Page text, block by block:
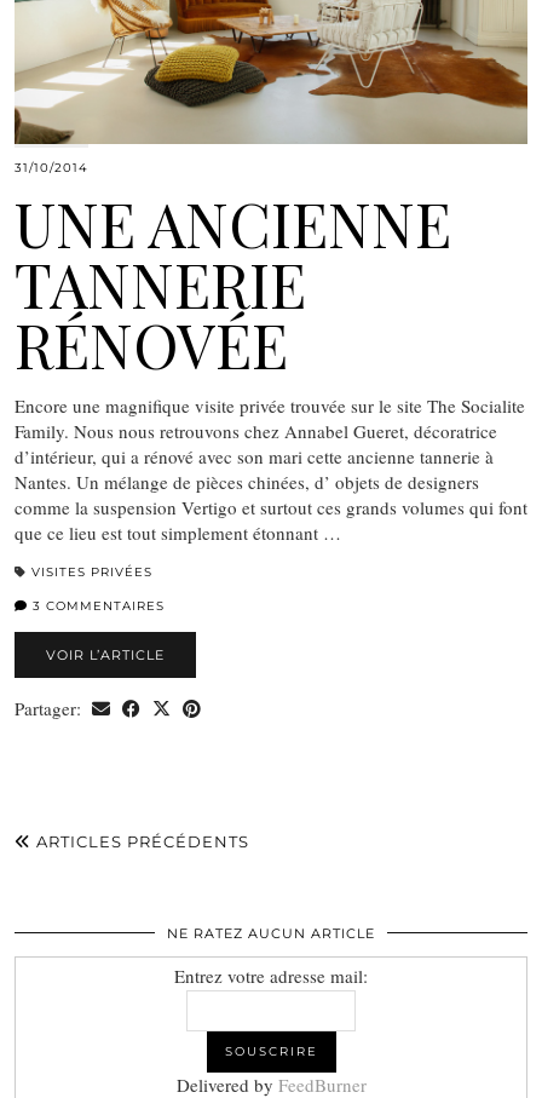
31/10/2014
UNE ANCIENNE
TANNERIE
RÉNOVÉE
Encore une magnifique visite privée trouvée sur le site The Socialite
Family. Nous nous retrouvons chez Annabel Gueret, décoratrice
d’intérieur, qui a rénové avec son mari cette ancienne tannerie à
Nantes. Un mélange de pièces chinées, d’ objets de designers
comme la suspension Vertigo et surtout ces grands volumes qui font
que ce lieu est tout simplement étonnant …
VISITES PRIVÉES
3 COMMENTAIRES
VOIR L’ARTICLE
Partager:
ARTICLES PRÉCÉDENTS
NE RATEZ AUCUN ARTICLE
Entrez votre adresse mail:
Delivered by FeedBurner